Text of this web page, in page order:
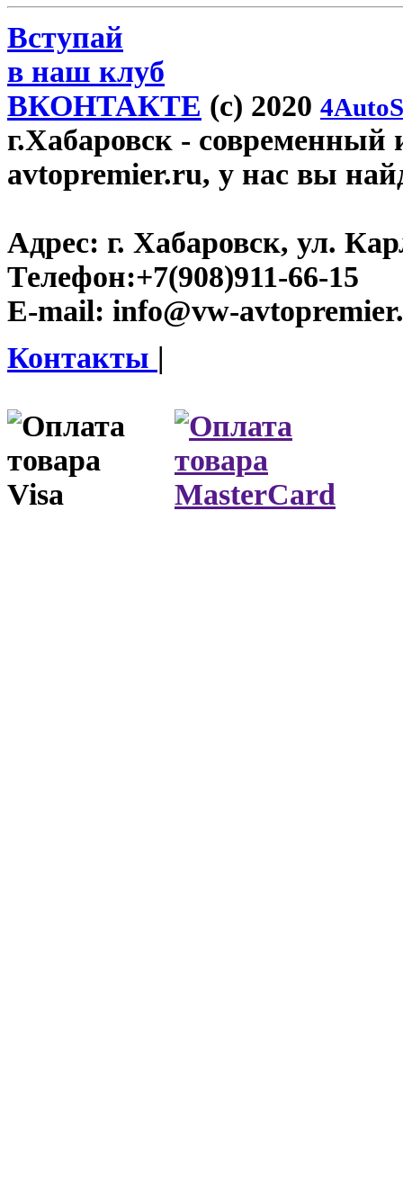
Вступай
в наш клуб
ВКОНТАКТЕ (c) 2020
г.Хабаровск - современный
avtopremier.ru, у нас вы
Адрес: г. Хабаровск, ул.
Телефон:+7(908)911-66-15
E-mail: info@vw-
Контакты |